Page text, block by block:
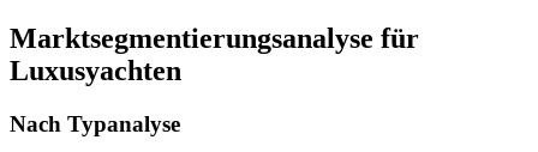
Marktsegmentierungsanalyse für
Luxusyachten
Nach Typanalyse